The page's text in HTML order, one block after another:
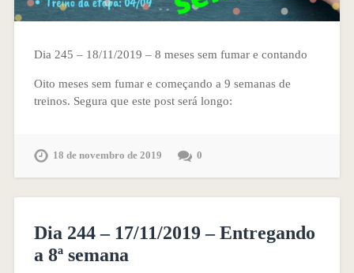
Dia 245 – 18/11/2019 – 8 meses sem fumar e contando
Oito meses sem fumar e começando a 9 semanas de
treinos. Segura que este post será longo:
18 de novembro de 2019 0
Dia 244 – 17/11/2019 – Entregando
a 8ª semana